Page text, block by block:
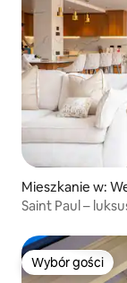
Mieszkanie w:
Saint Paul –
Wybór gości
Wybór gości